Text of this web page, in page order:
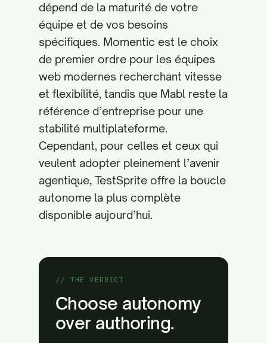
dépend de la maturité de votre
équipe et de vos besoins
spécifiques. Momentic est le choix
de premier ordre pour les équipes
web modernes recherchant vitesse
et flexibilité, tandis que Mabl reste la
référence d’entreprise pour une
stabilité multiplateforme.
Cependant, pour celles et ceux qui
veulent adopter pleinement l’avenir
agentique, TestSprite offre la boucle
autonome la plus complète
disponible aujourd’hui.
// THE VERDICT
Choose autonomy
over authoring.